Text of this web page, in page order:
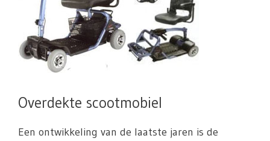
Overdekte scootmobiel
Een ontwikkeling van de laatste jaren is de